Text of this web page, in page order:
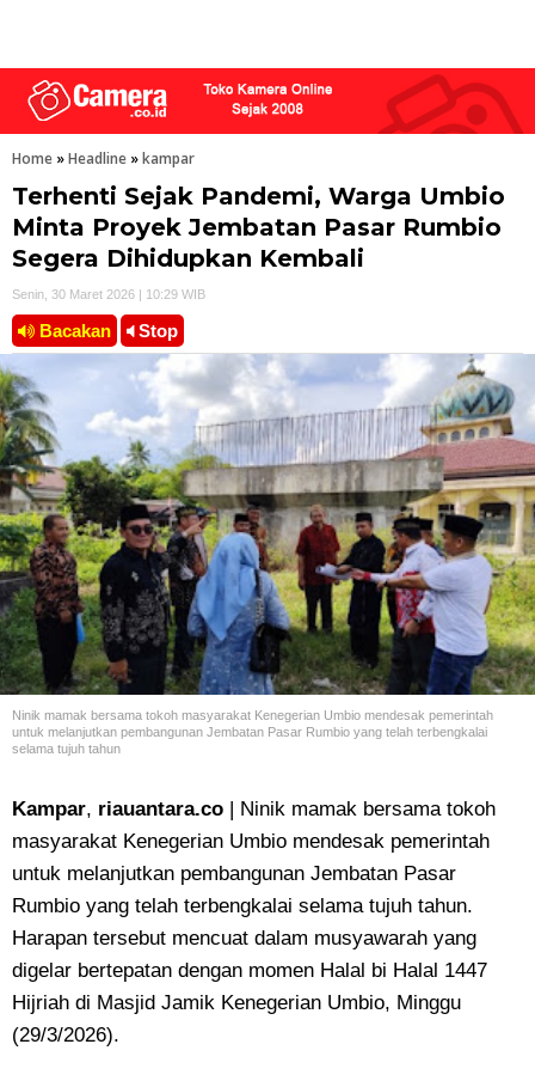
Home »Headline »kampar
Terhenti Sejak Pandemi, Warga Umbio
Minta Proyek Jembatan Pasar Rumbio
Segera Dihidupkan Kembali
Senin, 30 Maret 2026 | 10:29 WIB
Bacakan Stop
Ninik mamak bersama tokoh masyarakat Kenegerian Umbio mendesak pemerintah
untuk melanjutkan pembangunan Jembatan Pasar Rumbio yang telah terbengkalai
selama tujuh tahun
Kampar, riauantara.co | Ninik mamak bersama tokoh
masyarakat Kenegerian Umbio mendesak pemerintah
untuk melanjutkan pembangunan Jembatan Pasar
Rumbio yang telah terbengkalai selama tujuh tahun.
Harapan tersebut mencuat dalam musyawarah yang
digelar bertepatan dengan momen Halal bi Halal 1447
Hijriah di Masjid Jamik Kenegerian Umbio, Minggu
(29/3/2026).